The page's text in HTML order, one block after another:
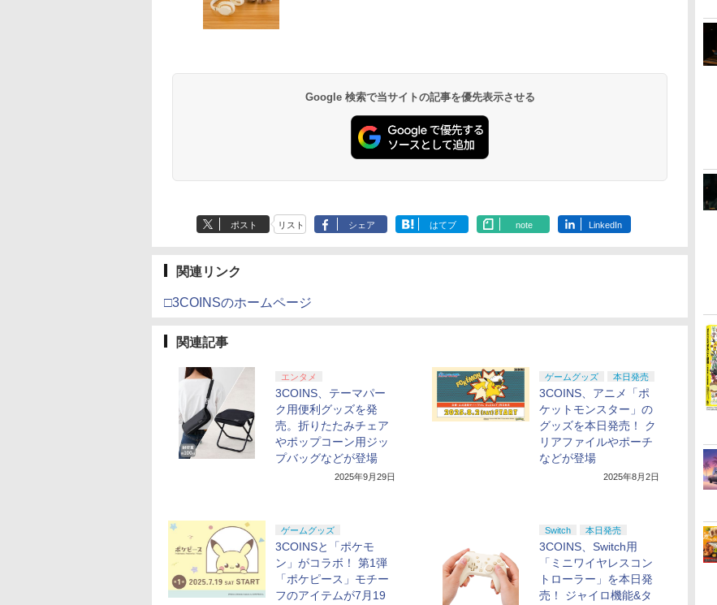
Google 検索で当サイトの記事を優先表示させる
ポスト リスト シェア はてブ note LinkedIn
関連リンク
□3COINSのホームページ
関連記事
エンタメ
3COINS、テーマパー
ク用便利グッズを発
売。折りたたみチェア
やポップコーン用ジッ
プバッグなどが登場
2025年9月29日
ゲームグッズ 本日発売
3COINS、アニメ「ポ
ケットモンスター」の
グッズを本日発売！ ク
リアファイルやポーチ
などが登場
2025年8月2日
ゲームグッズ
3COINSと「ポケモ
ン」がコラボ！ 第1弾
「ポケピース」モチー
フのアイテムが7月19
Switch 本日発売
3COINS、Switch用
「ミニワイヤレスコン
トローラー」を本日発
売！ ジャイロ機能&タ